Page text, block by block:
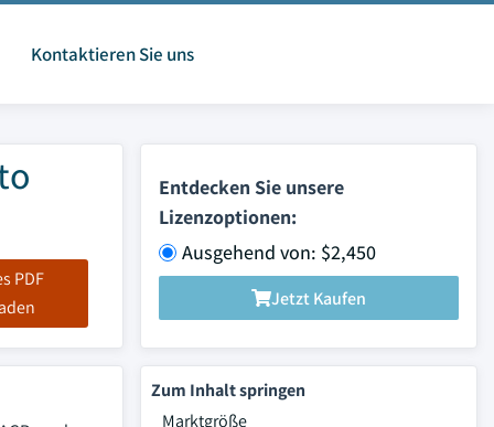
Kontaktieren Sie uns
PDF
Entdecken Sie unsere
Lizenzoptionen:
Ausgehend von: $2,450
Jetzt Kaufen
Zum Inhalt springen
Marktgröße